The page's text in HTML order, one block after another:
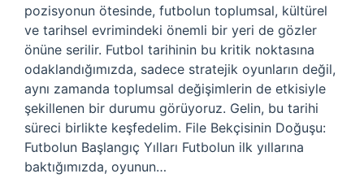
pozisyonun ötesinde, futbolun toplumsal, kültürel
ve tarihsel evrimindeki önemli bir yeri de gözler
önüne serilir. Futbol tarihinin bu kritik noktasına
odaklandığımızda, sadece stratejik oyunların değil,
aynı zamanda toplumsal değişimlerin de etkisiyle
şekillenen bir durumu görüyoruz. Gelin, bu tarihi
süreci birlikte keşfedelim. File Bekçisinin Doğuşu:
Futbolun Başlangıç Yılları Futbolun ilk yıllarına
baktığımızda, oyunun…